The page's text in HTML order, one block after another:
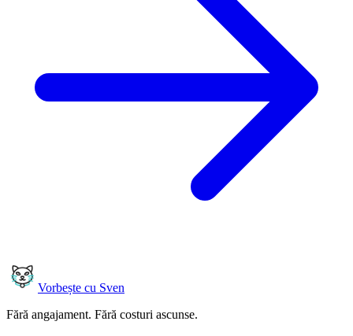
Vorbește cu Sven
Fără angajament. Fără costuri ascunse.